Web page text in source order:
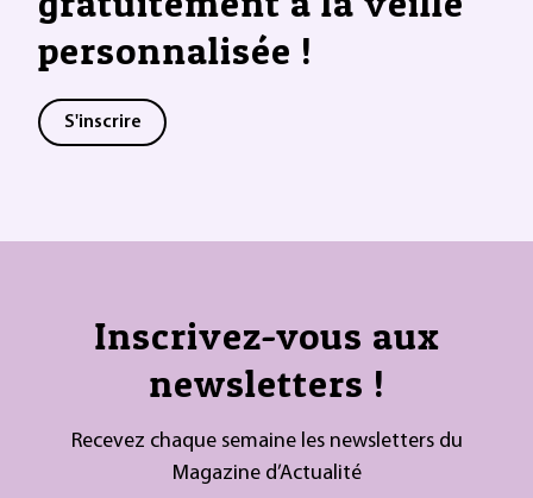
personnalisée !
S'inscrire
Inscrivez-vous aux
newsletters !
Recevez chaque semaine les newsletters du
Magazine d’Actualité